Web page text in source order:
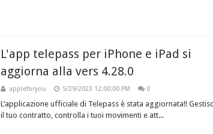
L'app telepass per iPhone e iPad si
aggiorna alla vers 4.28.0
appleforyou 5/29/2023 12:00:00 PM 0
L’applicazione ufficiale di Telepass è stata aggiornata!!
il tuo contratto, controlla i tuoi movimenti e att...